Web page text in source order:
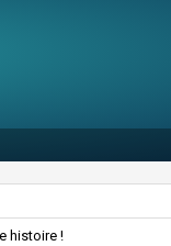
histoire !